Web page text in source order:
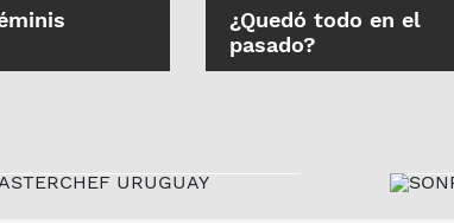
¿Quedó todo en el
pasado?